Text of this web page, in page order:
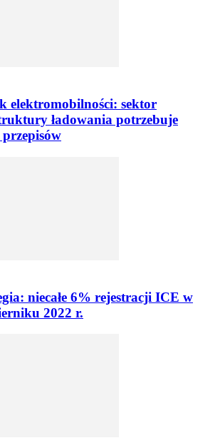
elektromobilności: sektor
ładowania potrzebuje
niecałe 6% rejestracji ICE w
2022 r.